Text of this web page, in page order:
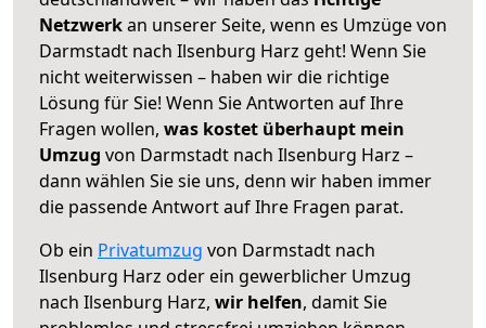
Netzwerkan unserer Seite, wenn es Umzüge von
Darmstadt nach Ilsenburg Harz geht! Wenn Sie
nicht weiterwissen – haben wir die richtige
Lösung für Sie! Wenn Sie Antworten auf Ihre
Fragen wollen, was kostet überhaupt mein
Umzug von Darmstadt nach Ilsenburg Harz –
dann wählen Sie sie uns, denn wir haben immer
die passende Antwort auf Ihre Fragen parat.
Ob ein Privatumzug von Darmstadt nach
Ilsenburg Harz oder ein gewerblicher Umzug
nach Ilsenburg Harz, wir helfen, damit Sie